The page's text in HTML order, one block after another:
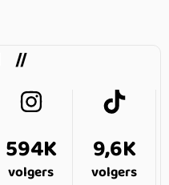
594K
volgers
9,6K
volgers